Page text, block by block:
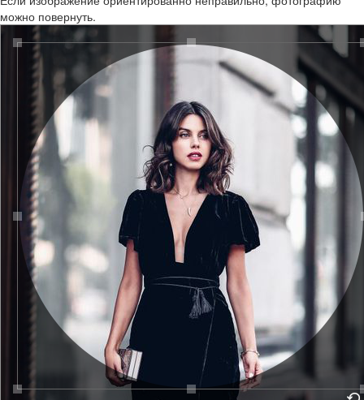
можно повернуть.